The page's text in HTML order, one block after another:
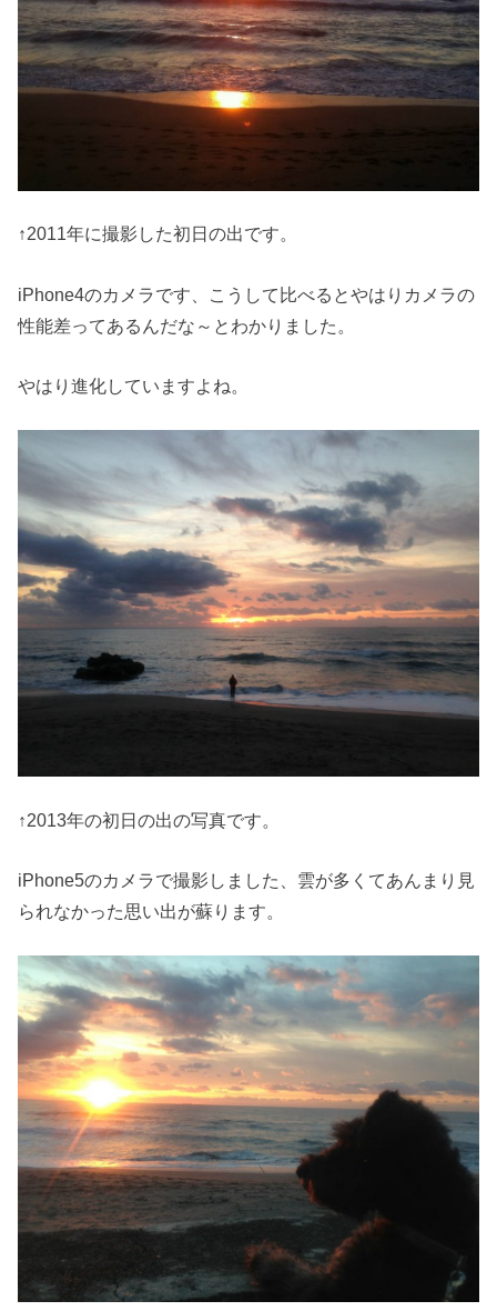
↑2011年に撮影した初日の出です。
iPhone4のカメラです、こうして比べるとやはりカメラの
性能差ってあるんだな～とわかりました。
やはり進化していますよね。
↑2013年の初日の出の写真です。
iPhone5のカメラで撮影しました、雲が多くてあんまり見
られなかった思い出が蘇ります。